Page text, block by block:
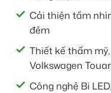
Cải thiện tầm
đêm
Thiết kế thẩm
Volkswagen
Công nghệ Bi